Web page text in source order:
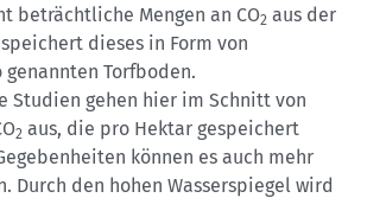
beträchtliche Mengen an CO2 aus der
dieses in Form von
Torfboden.
Studien gehen hier im Schnitt von
2 aus, die pro Hektar gespeichert
können es auch mehr
Durch den hohen Wasserspiegel wird